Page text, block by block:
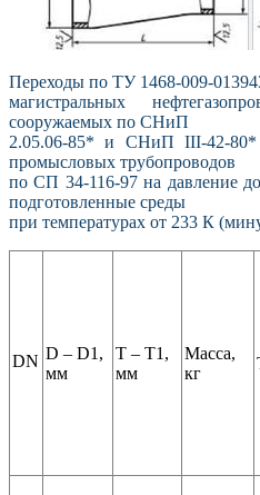
Переходы по ТУ 1468-009-
магистральных
сооружаемых по СНиП
2.05.06-85* и СНиП III-42-
промысловых трубопроводов
по СП 34-116-97 на давление
подготовленные среды
при температурах от 233 К
DN D – D1,
мм
Т – Т1,
мм
Масса,
кг